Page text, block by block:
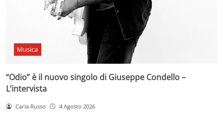
Musica
“Odio” è il nuovo singolo di Giuseppe Condello –
L’intervista
Carla Russo 4 Agosto 2026